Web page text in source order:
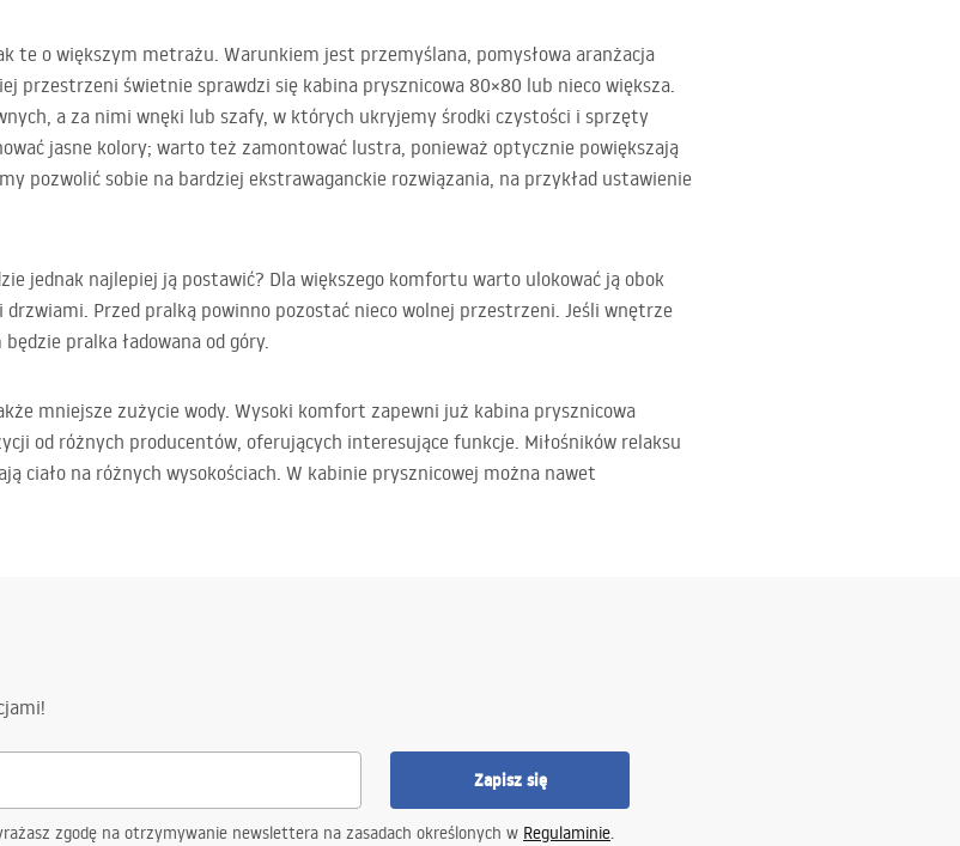
te o większym metrażu. Warunkiem jest przemyślana, pomysłowa aranżacja
przestrzeni świetnie sprawdzi się kabina prysznicowa 80×80 lub nieco większa.
a za nimi wnęki lub szafy, w których ukryjemy środki czystości i sprzęty
jasne kolory; warto też zamontować lustra, ponieważ optycznie powiększają
pozwolić sobie na bardziej ekstrawaganckie rozwiązania, na przykład ustawienie
jednak najlepiej ją postawić? Dla większego komfortu warto ulokować ją obok
Przed pralką powinno pozostać nieco wolnej przestrzeni. Jeśli wnętrze
pralka ładowana od góry.
mniejsze zużycie wody. Wysoki komfort zapewni już kabina prysznicowa
od różnych producentów, oferujących interesujące funkcje. Miłośników relaksu
ciało na różnych wysokościach. W kabinie prysznicowej można nawet
Zapisz się
zgodę na otrzymywanie newslettera na zasadach określonych w Regulaminie.